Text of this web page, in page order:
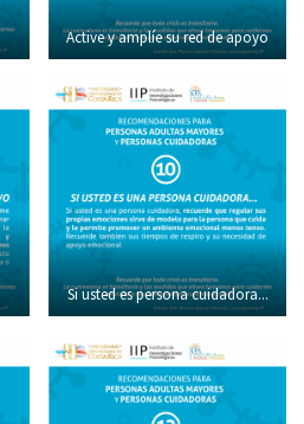
Active y amplíe su red de apoyo
Si usted es persona cuidadora...